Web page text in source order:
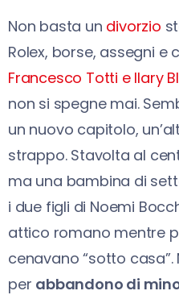
Non basta un divorzio
Rolex, borse, assegni e
Francesco Totti e Ilary
non si spegne mai.
un nuovo capitolo,
strappo. Stavolta al
ma una bambina di
i due figli di Noemi
attico romano mentre
cenavano “sotto casa”.
per abbandono di